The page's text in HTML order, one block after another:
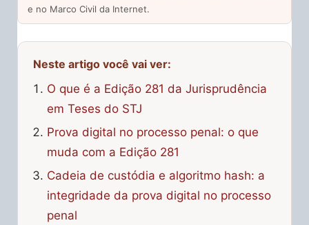
e no Marco Civil da Internet.
Neste artigo você vai ver:
O que é a Edição 281 da Jurisprudência
em Teses do STJ
Prova digital no processo penal: o que
muda com a Edição 281
Cadeia de custódia e algoritmo hash: a
integridade da prova digital no processo
penal